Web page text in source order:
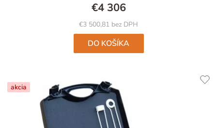
€3 500,81 bez DPH
€4 306
DO KOŠÍKA
akcia